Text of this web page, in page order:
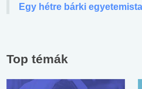
Egy hétre bárki
Top témák